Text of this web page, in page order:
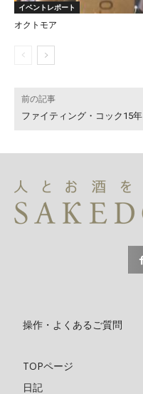
イベントレポート
オクトモア
前の記事
ファイティング・コック15年
操作・よくあるご質問
TOPページ
日記